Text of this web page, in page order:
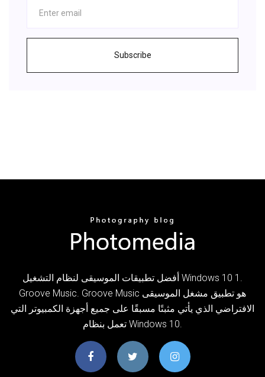
Subscribe
أفضل تطبيقات الموسيقى لنظام التشغيل Windows 10 1.
Groove Music. Groove Music هو تطبيق مشغل الموسيقى
الافتراضي الذي يأتي مثبتًا مسبقًا على جميع أجهزة الكمبيوتر التي
تعمل بنظام Windows 10.